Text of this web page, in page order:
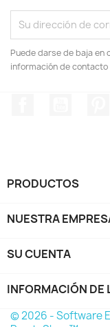
Puede darse de baja en
información de contacto
PRODUCTOS
NUESTRA
SU CUENTA
INFORMACIÓN DE
© 2026 - Software